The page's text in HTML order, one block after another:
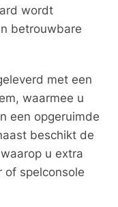
wordt
betrouwbare
met een
waarmee u
een opgeruimde
beschikt de
u extra
of spelconsole